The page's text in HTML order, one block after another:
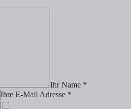
Ihr Name *
Ihre E-Mail Adresse *